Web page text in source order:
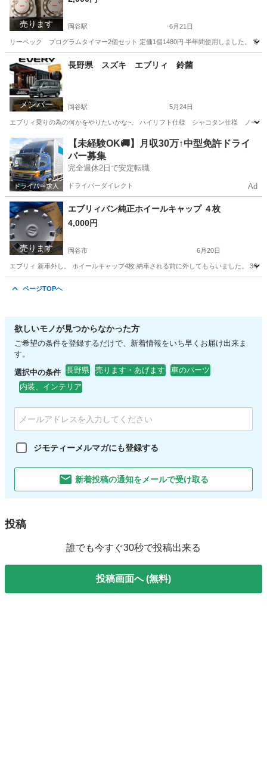
売ります 岡谷駅 6月21日
リーベック プログラムタイマー2個セット 定価1個1480円 半年間使用しました。 電
長野 岡谷市 岡谷駅 その他
メンバー
長野県 スズキ エブリィ 鈴菌
岡谷駅 5月24日
エブリィ乗りの為の何かをやりたいかな~。 ハイリフト仕様 シャコタン仕様 ノー
長野 岡谷市 岡谷駅 その他 車中泊
【未経験OK🚚】月収30万↑中型免許ドライ
バー募集
完全週休2日で安定転職
ドライバーダイレクト Ad
売ります
エブリィバン純正ホイールキャップ ４枚
4,000円
岡谷市 6月20日
エブリィ 新車外し。 ホイールキャップ4枚 納車される前に外してもらいました。 3
ページTOPへ
欲しいモノが見つからなかった方
ご希望の条件を登録するだけで、新着情報をいち早くお届け出来ま
す。
選択中の条件 長野県 売ります・あげます
車のパーツ
内装、インテリア
ジモティーメルマガにも登録する
新着投稿の通知をメールで受け取る
投稿
誰でも今すぐ30秒で投稿出来る
投稿画面へ (無料)